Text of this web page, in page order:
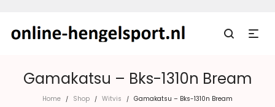
Gamakatsu – Bks-1310n Bream
Home / Shop / Witvis / Gamakatsu – Bks-1310n Bream